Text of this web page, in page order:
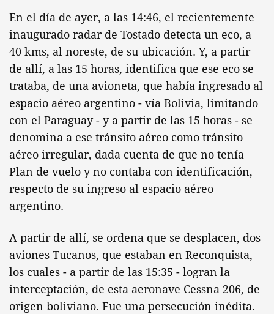
En el día de ayer, a las 14:46, el recientemente
inaugurado radar de Tostado detecta un eco, a
40 kms, al noreste, de su ubicación. Y, a partir
de allí, a las 15 horas, identifica que ese eco se
trataba, de una avioneta, que había ingresado al
espacio aéreo argentino - vía Bolivia, limitando
con el Paraguay - y a partir de las 15 horas - se
denomina a ese tránsito aéreo como tránsito
aéreo irregular, dada cuenta de que no tenía
Plan de vuelo y no contaba con identificación,
respecto de su ingreso al espacio aéreo
argentino.
A partir de allí, se ordena que se desplacen, dos
aviones Tucanos, que estaban en Reconquista,
los cuales - a partir de las 15:35 - logran la
interceptación, de esta aeronave Cessna 206, de
origen boliviano. Fue una persecución inédita.